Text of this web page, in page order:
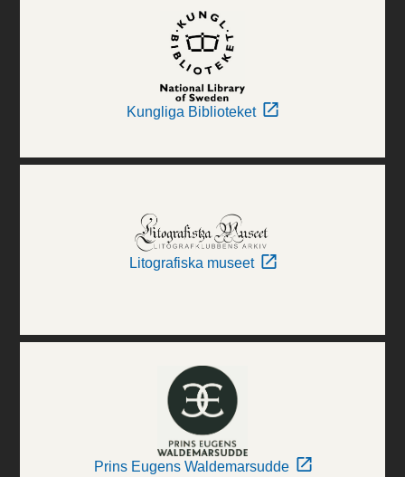
Kungliga Biblioteket
Litografiska museet
Prins Eugens Waldemarsudde